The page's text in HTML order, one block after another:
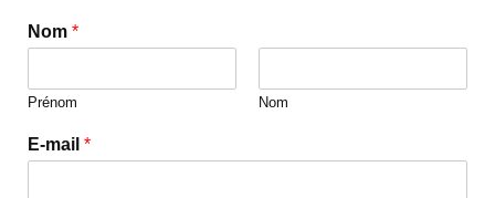
Nom *
Prénom Nom
E-mail *